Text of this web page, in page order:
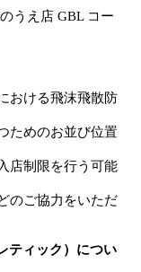
うえ店 GBL コー
おける飛沫飛散防
ためのお並び位置
店制限を行う可能
のご協力をいただ
ティック）につい